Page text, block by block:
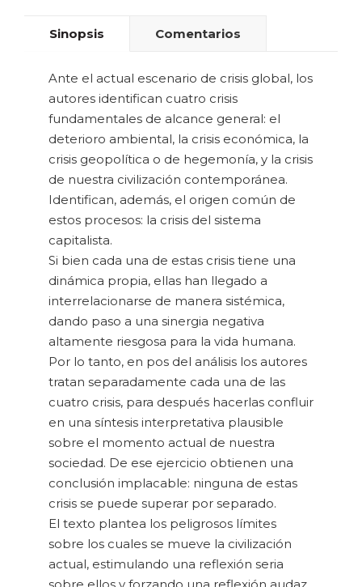
Sinopsis Comentarios
Ante el actual escenario de crisis global, los
autores identifican cuatro crisis
fundamentales de alcance general: el
deterioro ambiental, la crisis económica, la
crisis geopolítica o de hegemonía, y la crisis
de nuestra civilización contemporánea.
Identifican, además, el origen común de
estos procesos: la crisis del sistema
capitalista.
Si bien cada una de estas crisis tiene una
dinámica propia, ellas han llegado a
interrelacionarse de manera sistémica,
dando paso a una sinergia negativa
altamente riesgosa para la vida humana.
Por lo tanto, en pos del análisis los autores
tratan separadamente cada una de las
cuatro crisis, para después hacerlas confluir
en una síntesis interpretativa plausible
sobre el momento actual de nuestra
sociedad. De ese ejercicio obtienen una
conclusión implacable: ninguna de estas
crisis se puede superar por separado.
El texto plantea los peligrosos límites
sobre los cuales se mueve la civilización
actual, estimulando una reflexión seria